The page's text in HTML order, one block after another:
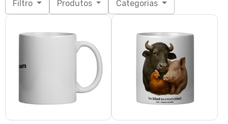
Filtro Produtos Categorias